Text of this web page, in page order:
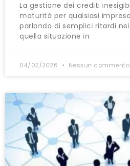
La gestione dei crediti
maturità per qualsiasi
parlando di semplici ritardi
quella situazione in
04/02/2026 Nessun commento